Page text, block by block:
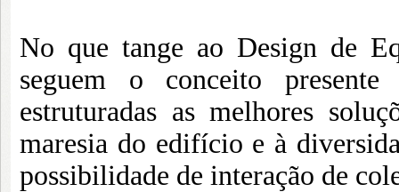
No que tange ao Design de
seguem o conceito
estruturadas as melhores
maresia do edifício e à
possibilidade de interação de